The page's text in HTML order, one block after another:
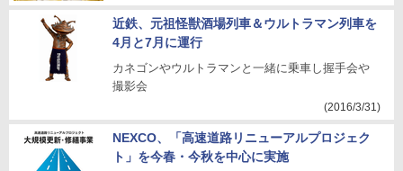
近鉄、元祖怪獣酒場列車＆ウルトラマン列車を
4月と7月に運行
カネゴンやウルトラマンと一緒に乗車し握手会や
撮影会
(2016/3/31)
NEXCO、「高速道路リニューアルプロジェク
ト」を今春・今秋を中心に実施